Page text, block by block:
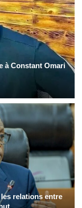
à Constant Omari
relations entre